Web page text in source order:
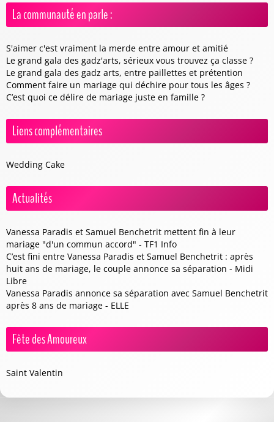
La communauté en parle :
S'aimer c'est vraiment la merde entre amour et amitié
Le grand gala des gadz'arts, sérieux vous trouvez ça classe ?
Le grand gala des gadz arts, entre paillettes et prétention
Comment faire un mariage qui déchire pour tous les âges ?
C’est quoi ce délire de mariage juste en famille ?
Liens complémentaires
Wedding Cake
Actualités
Vanessa Paradis et Samuel Benchetrit mettent fin à leur
mariage "d'un commun accord" - TF1 Info
C’est fini entre Vanessa Paradis et Samuel Benchetrit : après
huit ans de mariage, le couple annonce sa séparation - Midi
Libre
Vanessa Paradis annonce sa séparation avec Samuel Benchetrit
après 8 ans de mariage - ELLE
Fête des Amoureux
Saint Valentin